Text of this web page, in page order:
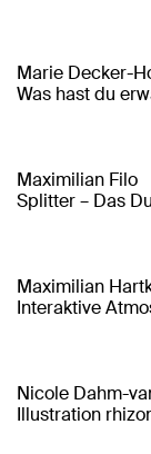
Marie Decker-
Was hast du
Maximilian Filo
Splitter – Das
Maximilian
Interaktive
Nicole Dahm-
Illustration